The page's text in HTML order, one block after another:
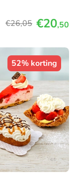
€26,05 €20,50
52% korting